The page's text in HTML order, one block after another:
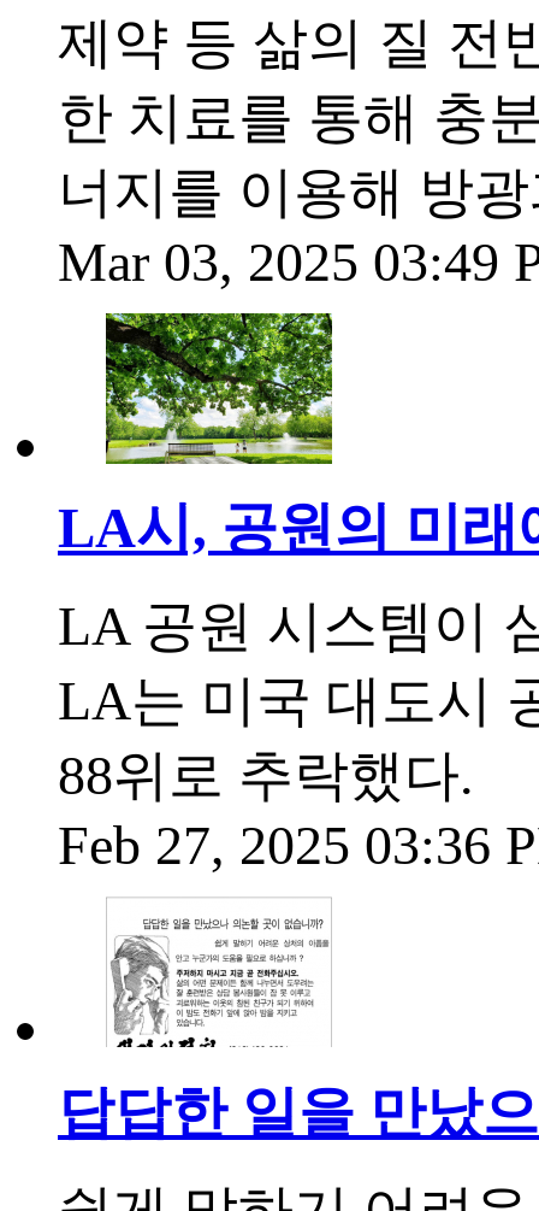
제약 등 삶의 질 전
한 치료를 통해 충
너지를 이용해 방
Mar 03, 2025 03:49
LA시, 공원의 미래
LA 공원 시스템이
LA는 미국 대도시
88위로 추락했다.
Feb 27, 2025 03:36
답답한 일을 만났